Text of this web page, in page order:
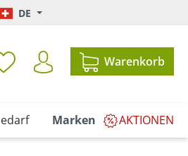
DE
Warenkorb
Marken AKTIONEN